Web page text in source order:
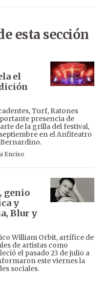
esta sección
el
Turf, Ratones
presencia de
de la grilla del festival,
en el Anfiteatro
Bernardino.
Enciso
genio
y
Blur y
William Orbit, artífice de
de artistas como
el pasado 23 de julio a
este viernes la
sociales.